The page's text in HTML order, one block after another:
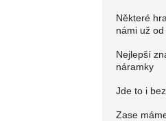
Některé
námi už
Nejlepší
náramky
Jde to i
Zase